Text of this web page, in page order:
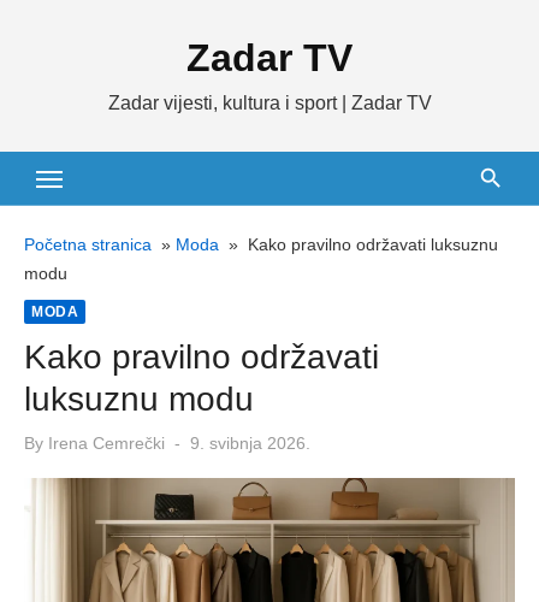
Zadar TV
Zadar vijesti, kultura i sport | Zadar TV
Početna stranica » Moda » Kako pravilno održavati luksuznu
modu
MODA
Kako pravilno održavati
luksuznu modu
By Irena Cemrečki
Posted
9. svibnja 2026.